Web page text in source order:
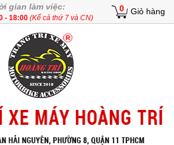
gian làm việc:
- 18:00 (Kể cả thứ 7 và CN)
0 Giỏ hàng